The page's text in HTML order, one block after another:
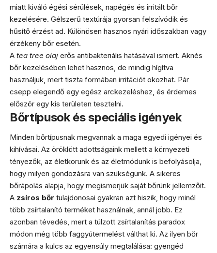
miatt kiváló égési sérülések, napégés és irritált bőr
kezelésére. Gélszerű textúrája gyorsan felszívódik és
hűsítő érzést ad. Különösen hasznos nyári időszakban vagy
érzékeny bőr esetén.
A tea tree olaj erős antibakteriális hatásával ismert. Aknés
bőr kezelésében lehet hasznos, de mindig hígítva
használjuk, mert tiszta formában irritációt okozhat. Pár
csepp elegendő egy egész arckezeléshez, és érdemes
először egy kis területen tesztelni.
Bőrtípusok és speciális igények
Minden bőrtípusnak megvannak a maga egyedi igényei és
kihívásai. Az öröklött adottságaink mellett a környezeti
tényezők, az életkorunk és az életmódunk is befolyásolja,
hogy milyen gondozásra van szükségünk. A sikeres
bőrápolás alapja, hogy megismerjük saját bőrünk jellemzőit.
A zsíros bőr tulajdonosai gyakran azt hiszik, hogy minél
több zsírtalanító terméket használnak, annál jobb. Ez
azonban tévedés, mert a túlzott zsírtalanítás paradox
módon még több faggyútermelést válthat ki. Az ilyen bőr
számára a kulcs az egyensúly megtalálása: gyengéd